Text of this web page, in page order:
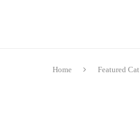
Home Featured Cat